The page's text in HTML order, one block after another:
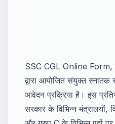
SSC CGL Online Form,
द्वारा आयोजित संयुक्त स्नातक
आवेदन प्रक्रिया है। इस
सरकार के विभिन्न मंत्रालयों,